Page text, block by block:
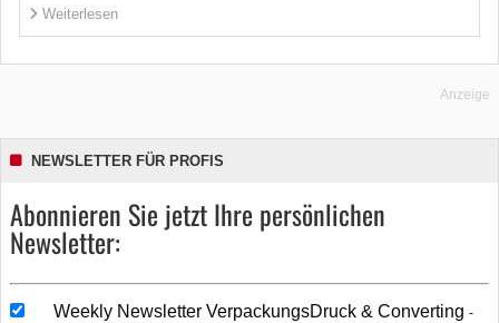
Weiterlesen
Anzeige
NEWSLETTER FÜR PROFIS
Abonnieren Sie jetzt Ihre persönlichen
Newsletter:
Weekly Newsletter VerpackungsDruck & Converting